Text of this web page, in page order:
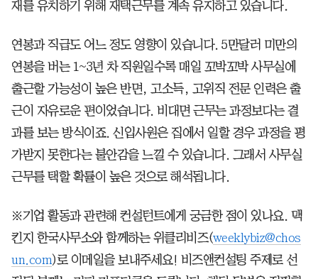
재를 유치하기 위해 재택근무를 계속 유지하고 있습니다.
연봉과 직급도 어느 정도 영향이 있습니다. 5만달러 미만의
연봉을 버는 1~3년 차 직원일수록 매일 꼬박꼬박 사무실에
출근할 가능성이 높은 반면, 고소득, 고위직 전문 인력은 출
근이 자유로운 편이었습니다. 비대면 근무는 과정보다는 결
과를 보는 방식이죠. 신입사원은 집에서 일할 경우 과정을 평
가받지 못한다는 불안감을 느낄 수 있습니다. 그래서 사무실
근무를 택할 확률이 높은 것으로 해석됩니다.
※기업 활동과 관련해 컨설턴트에게 궁금한 점이 있나요. 맥
킨지 한국사무소와 함께하는 위클리비즈(weeklybiz@chos
un.com)로 이메일을 보내주세요! 비즈앤컨설팅 주제로 선